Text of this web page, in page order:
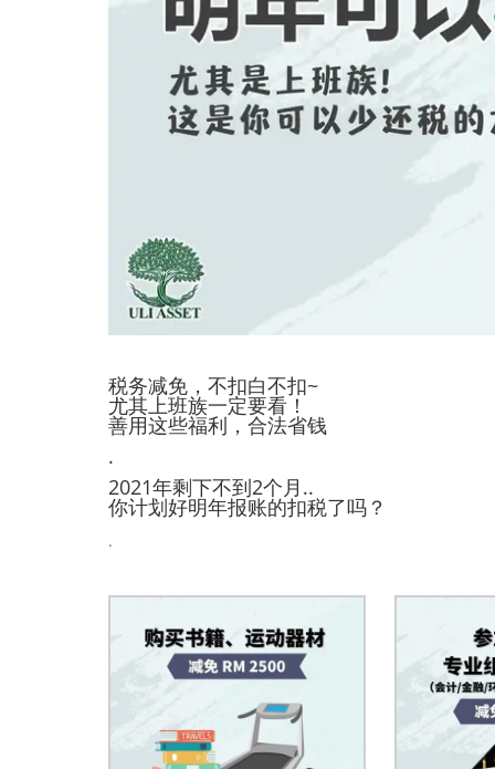
税务减免，不扣白不扣~
尤其上班族一定要看！
善用这些福利，合法省钱
.
2021年剩下不到2个月..
你计划好明年报账的扣税了吗？
.